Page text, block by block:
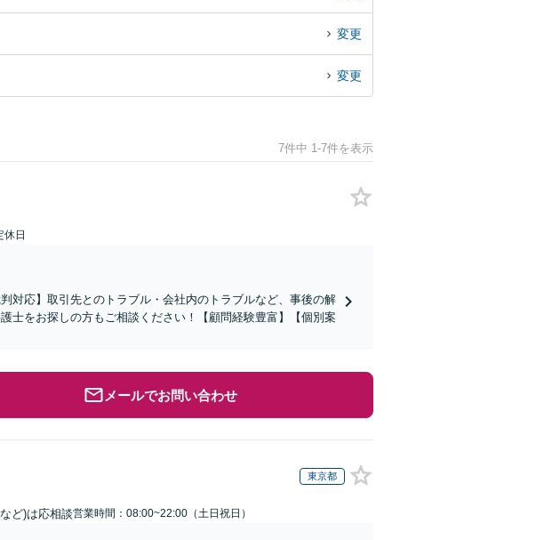
変更
変更
7件中 1-7件を表示
休日
対応】取引先とのトラブル・会社内のトラブルなど、事後の解
士をお探しの方もご相談ください！【顧問経験豊富】【個別案
メールでお問い合わせ
東京都
ど)は応相談営業時間：08:00~22:00（土日祝日）